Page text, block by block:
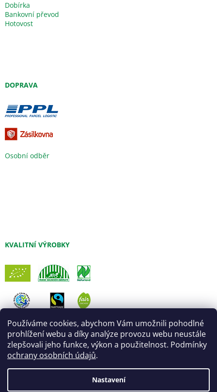
Používáme cookies, abychom Vám umožnili pohodlné
prohlížení webu a díky analýze provozu webu neustále
zlepšovali jeho funkce, výkon a použitelnost. Podmínky
ochrany osobních údajů.
Nastavení
Dobírka
Bankovní převod
Hotovost
DOPRAVA
Osobní odběr
KVALITNÍ VÝROBKY